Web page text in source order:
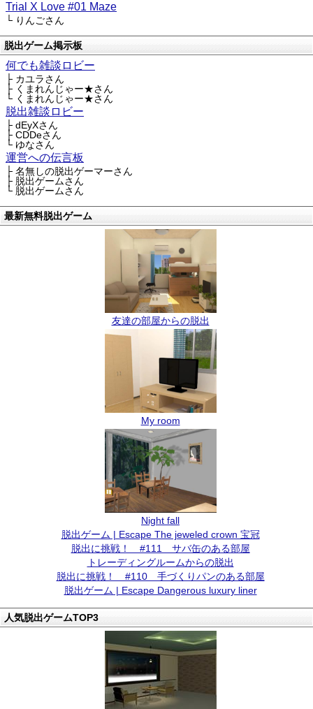
Trial X Love #01 Maze
└ りんごさん
脱出ゲーム掲示板
何でも雑談ロビー
├ カユラさん
├ くまれんじゃー★さん
└ くまれんじゃー★さん
脱出雑談ロビー
├ dEyXさん
├ CDDeさん
└ ゆなさん
運営への伝言板
├ 名無しの脱出ゲーマーさん
├ 脱出ゲームさん
└ 脱出ゲームさん
最新無料脱出ゲーム
友達の部屋からの脱出
My room
Night fall
脱出ゲーム | Escape The jeweled crown 宝冠
脱出に挑戦！ #111 サバ缶のある部屋
トレーディングルームからの脱出
脱出に挑戦！ #110 手づくりパンのある部屋
脱出ゲーム | Escape Dangerous luxury liner
人気脱出ゲームTOP3